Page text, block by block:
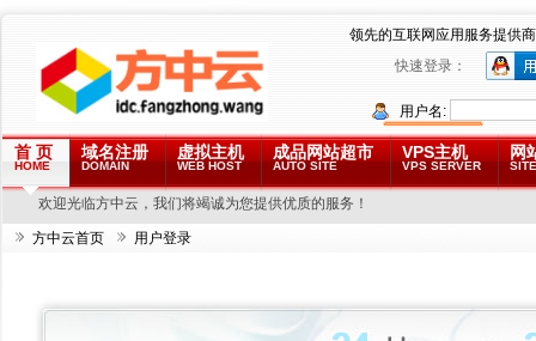
领先的互联网应用服务提供商
快速登录：
用户名:
首 页
HOME
域名注册
DOMAIN
虚拟主机
WEB HOST
成品网站超市
AUTO SITE
VPS主机
VPS SERVER
网
欢迎光临方中云，我们将竭诚为您提供优质的服务！
方中云首页 用户登录